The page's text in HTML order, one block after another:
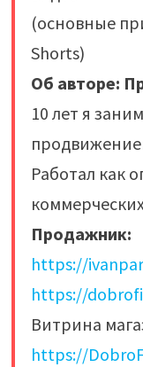
(основные
Shorts)
Об авторе:
10 лет я
Работал как
Продажник:
https://
https://
Витрина
https://